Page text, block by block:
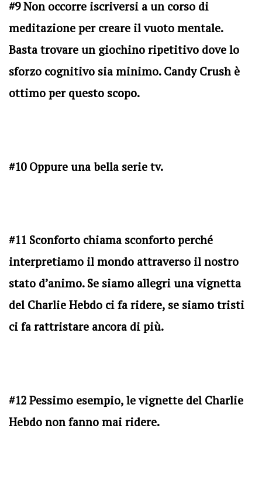
#9 Non occorre iscriversi a un corso di
meditazione per creare il vuoto mentale.
Basta trovare un giochino ripetitivo dove lo
sforzo cognitivo sia minimo. Candy Crush è
ottimo per questo scopo.
#10 Oppure una bella serie tv.
#11 Sconforto chiama sconforto perché
interpretiamo il mondo attraverso il nostro
stato d’animo. Se siamo allegri una vignetta
del Charlie Hebdo ci fa ridere, se siamo tristi
ci fa rattristare ancora di più.
#12 Pessimo esempio, le vignette del Charlie
Hebdo non fanno mai ridere.